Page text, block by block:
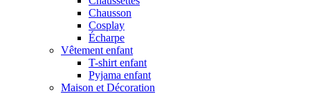
Chausson
Cosplay
Écharpe
Vêtement enfant
T-shirt enfant
Pyjama enfant
Maison et Décoration